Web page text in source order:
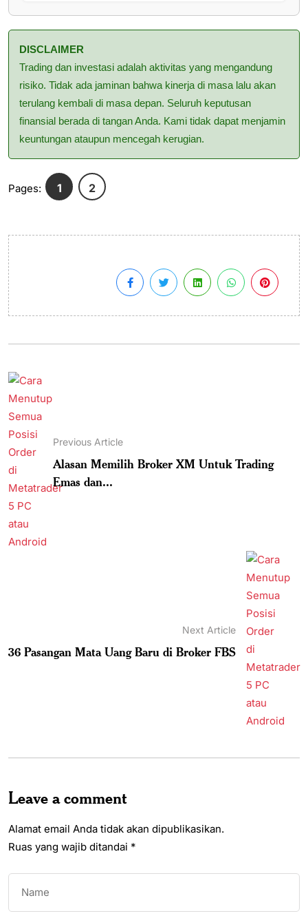
DISCLAIMER
Trading dan investasi adalah aktivitas yang mengandung
risiko. Tidak ada jaminan bahwa kinerja di masa lalu akan
terulang kembali di masa depan. Seluruh keputusan
finansial berada di tangan Anda. Kami tidak dapat menjamin
keuntungan ataupun mencegah kerugian.
Pages: 1 2
Previous Article
Alasan Memilih Broker XM Untuk Trading
Emas dan...
Next Article
36 Pasangan Mata Uang Baru di Broker FBS
Leave a comment
Alamat email Anda tidak akan dipublikasikan.
Ruas yang wajib ditandai *